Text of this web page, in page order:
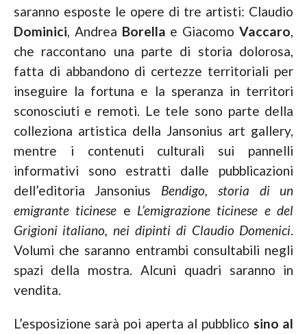
saranno esposte le opere di tre artisti: Claudio
Dominici , Andrea Borella e GiacomoVaccaro
che raccontano una parte di storia dolorosa,
fatta di abbandono di certezze territoriali per
inseguire la fortuna e la speranza in territori
sconosciuti e remoti. Le tele sono parte della
colleziona artistica della Jansonius art gallery,
mentre i contenuti culturali sui pannelli
informativi sono estratti dalle pubblicazioni
dell’editoria Jansonius Bendigo, storia di un
emigrante ticinese e L’emigrazione ticinese e del
Grigioni italiano, nei dipinti di Claudio Domenici
Volumi che saranno entrambi consultabili negli
spazi della mostra. Alcuni quadri saranno in
vendita.
L’esposizione sarà poi aperta al pubblico sino al